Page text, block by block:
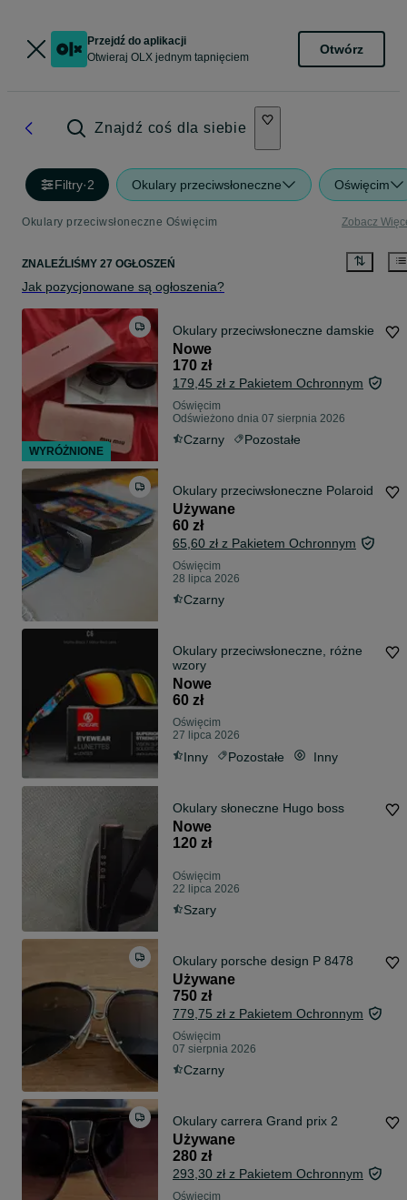
Przejdź do aplikacji
Otwieraj OLX jednym tapnięciem
Otwórz
Znajdź coś dla siebie
Filtry·2 Okulary przeciwsłoneczne Oświęcim
Okulary przeciwsłoneczne Oświęcim Zobacz
ZNALEŹLIŚMY 27 OGŁOSZEŃ
Jak pozycjonowane są ogłoszenia?
Okulary przeciwsłoneczne damskie
Nowe
170 zł
179,45 zł z Pakietem Ochronnym
Oświęcim
Odświeżono dnia 07 sierpnia 2026
Czarny Pozostałe
Okulary przeciwsłoneczne Polaroid
Używane
60 zł
65,60 zł z Pakietem Ochronnym
Oświęcim
28 lipca 2026
Czarny
Okulary przeciwsłoneczne, różne
wzory
Nowe
60 zł
Oświęcim
27 lipca 2026
Inny Pozostałe Inny
Okulary słoneczne Hugo boss
Nowe
120 zł
Oświęcim
22 lipca 2026
Szary
Okulary porsche design P 8478
Używane
750 zł
779,75 zł z Pakietem Ochronnym
Oświęcim
07 sierpnia 2026
Czarny
Okulary carrera Grand prix 2
Używane
280 zł
293,30 zł z Pakietem Ochronnym
Oświęcim
WYRÓŻNIONE